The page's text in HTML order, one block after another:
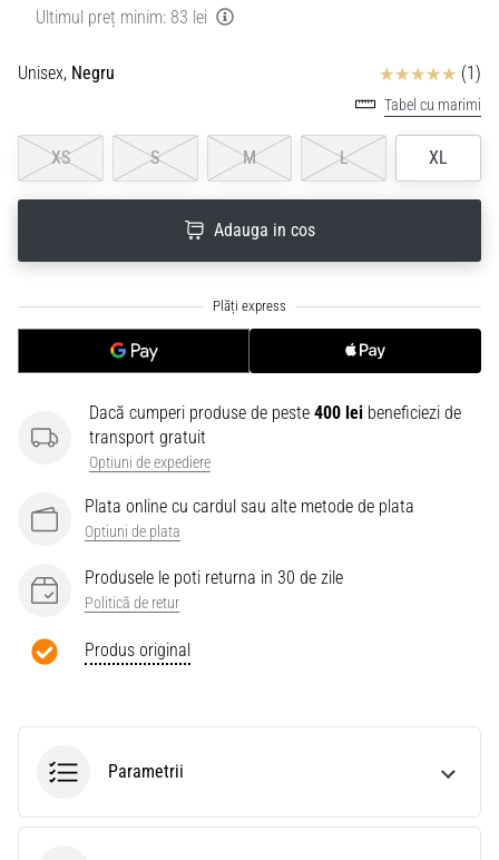
Ultimul preț minim: 83 lei
Unisex, Negru Review (1)
Tabel cu marimi
XS S M L XL
Adauga in cos
Dacă cumperi produse de peste 400 lei beneficiezi de
transport gratuit
Optiuni de expediere
Plata online cu cardul sau alte metode de plata
Optiuni de plata
Produsele le poti returna in 30 de zile
Politică de retur
Produs original
Parametrii